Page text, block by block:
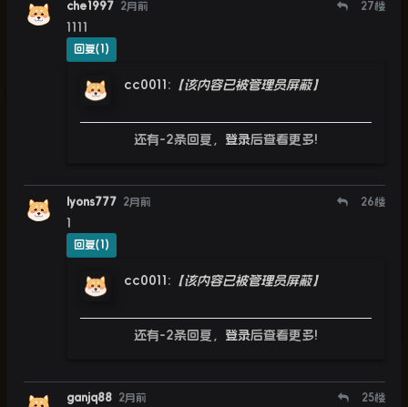
che1997 2月前 27楼
1111
回复(1)
cc0011 : 【该内容已被管理员屏蔽】
还有-2条回复， 登录后查看更多!
lyons777 2月前 26楼
1
回复(1)
cc0011 : 【该内容已被管理员屏蔽】
还有-2条回复， 登录后查看更多!
ganjq88 2月前 25楼